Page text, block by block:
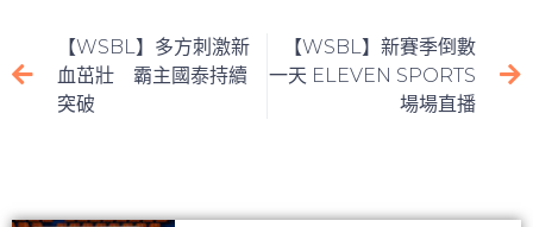
e
b
er l
at
e
dI
【WSBL】多方刺激新
血茁壯 霸主國泰持續
突破
【WSBL】新賽季倒數
一天 ELEVEN SPORTS
場場直播